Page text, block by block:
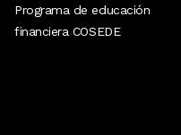
Programa de educación
financiera COSEDE